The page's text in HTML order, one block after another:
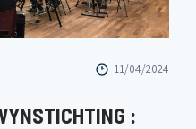
11/04/2024
: